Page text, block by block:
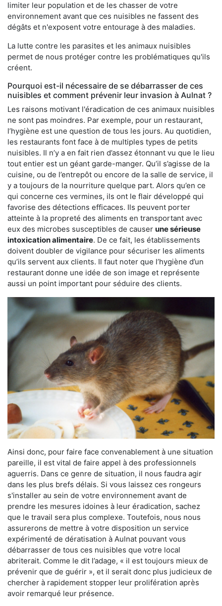
limiter leur population et de les chasser de votre
environnement avant que ces nuisibles ne fassent des
dégâts et n'exposent votre entourage à des maladies.
La lutte contre les parasites et les animaux nuisibles
permet de nous protéger contre les problématiques qu'ils
créent.
Pourquoi est-il nécessaire de se débarrasser de ces
nuisibles et comment prévenir leur invasion à Aulnat ?
Les raisons motivant l'éradication de ces animaux nuisibles
ne sont pas moindres. Par exemple, pour un restaurant,
l’hygiène est une question de tous les jours. Au quotidien,
les restaurants font face à de multiples types de petits
nuisibles. Il n’y a en fait rien d’assez étonnant vu que le lieu
tout entier est un géant garde-manger. Qu’il s’agisse de la
cuisine, ou de l’entrepôt ou encore de la salle de service, il
y a toujours de la nourriture quelque part. Alors qu’en ce
qui concerne ces vermines, ils ont le flair développé qui
favorise des détections efficaces. Ils peuvent porter
atteinte à la propreté des aliments en transportant avec
eux des microbes susceptibles de causer une sérieuse
intoxication alimentaire. De ce fait, les établissements
doivent doubler de vigilance pour sécuriser les aliments
qu’ils servent aux clients. Il faut noter que l’hygiène d’un
restaurant donne une idée de son image et représente
aussi un point important pour séduire des clients.
Ainsi donc, pour faire face convenablement à une situation
pareille, il est vital de faire appel à des professionnels
aguerris. Dans ce genre de situation, il nous faudra agir
dans les plus brefs délais. Si vous laissez ces rongeurs
s'installer au sein de votre environnement avant de
prendre les mesures idoines à leur éradication, sachez
que le travail sera plus complexe. Toutefois, nous nous
assurerons de mettre à votre disposition un service
expérimenté de dératisation à Aulnat pouvant vous
débarrasser de tous ces nuisibles que votre local
abriterait. Comme le dit l’adage, « il est toujours mieux de
prévenir que de guérir », et il serait donc plus judicieux de
chercher à rapidement stopper leur prolifération après
avoir remarqué leur présence.